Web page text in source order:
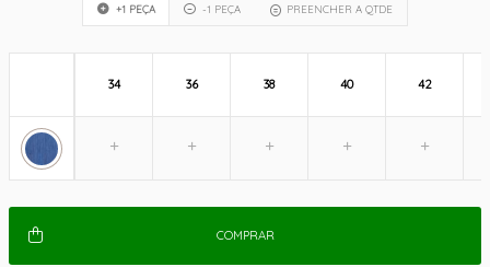
+1 PEÇA -1 PEÇA PREENCHER A QTDE
34 36 38 40 42
COMPRAR